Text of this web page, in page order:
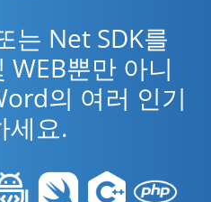
는 Net SDK를
WEB뿐만 아니
의 여러 인기
세요.